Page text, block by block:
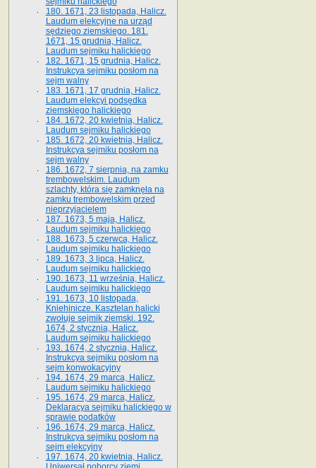
180. 1671, 23 listopada, Halicz.
Laudum elekcyjne na urząd
sędziego ziemskiego. 181.
1671, 15 grudnia, Halicz.
Laudum sejmiku halickiego
182. 1671, 15 grudnia, Halicz.
Instrukcya sejmiku posłom na
sejm walny
183. 1671, 17 grudnia, Halicz.
Laudum elekcyi podsędka
ziemskiego halickiego
184. 1672, 20 kwietnia, Halicz.
Laudum sejmiku halickiego
185. 1672, 20 kwietnia, Halicz.
Instrukcya sejmiku posłom na
sejm walny
186. 1672, 7 sierpnia, na zamku
trembowelskim. Laudum
szlachty, która się zamknęła na
zamku trembowelskim przed
nieprzyjacielem
187. 1673, 5 maja, Halicz.
Laudum sejmiku halickiego
188. 1673, 5 czerwca, Halicz.
Laudum sejmiku halickiego
189. 1673, 3 lipca, Halicz.
Laudum sejmiku halickiego
190. 1673, 11 września, Halicz.
Laudum sejmiku halickiego
191. 1673, 10 listopada,
Kniehinicze. Kasztelan halicki
zwołuje sejmik ziemski. 192.
1674, 2 stycznia, Halicz.
Laudum sejmiku halickiego
193. 1674, 2 stycznia, Halicz.
Instrukcya sejmiku posłom na
sejm konwokacyjny
194. 1674, 29 marca, Halicz.
Laudum sejmiku halickiego
195. 1674, 29 marca, Halicz.
Deklaracya sejmiku halickiego w
sprawie podatków
196. 1674, 29 marca, Halicz.
Instrukcya sejmiku posłom na
sejm elekcyjny
197. 1674, 20 kwietnia, Halicz.